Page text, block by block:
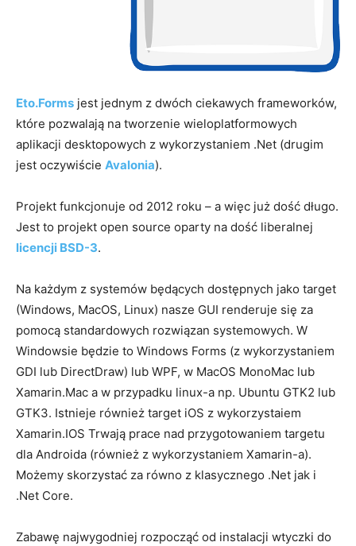
Eto.Forms jest jednym z dwóch ciekawych frameworków,
które pozwalają na tworzenie wieloplatformowych
aplikacji desktopowych z wykorzystaniem .Net (drugim
jest oczywiście Avalonia).
Projekt funkcjonuje od 2012 roku – a więc już dość długo.
Jest to projekt open source oparty na dość liberalnej
licencji BSD-3.
Na każdym z systemów będących dostępnych jako target
(Windows, MacOS, Linux) nasze GUI renderuje się za
pomocą standardowych rozwiązan systemowych. W
Windowsie będzie to Windows Forms (z wykorzystaniem
GDI lub DirectDraw) lub WPF, w MacOS MonoMac lub
Xamarin.Mac a w przypadku linux-a np. Ubuntu GTK2 lub
GTK3. Istnieje również target iOS z wykorzystaiem
Xamarin.IOS Trwają prace nad przygotowaniem targetu
dla Androida (również z wykorzystaniem Xamarin-a).
Możemy skorzystać za równo z klasycznego .Net jak i
.Net Core.
Zabawę najwygodniej rozpocząć od instalacji wtyczki do